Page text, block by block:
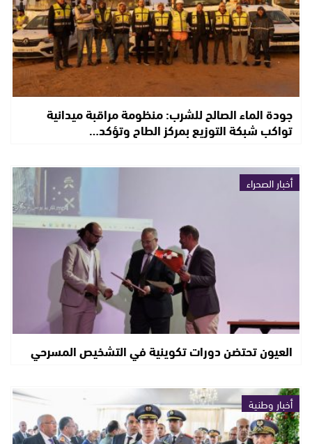
جودة الماء الصالح للشرب: منظومة مراقبة ميدانية
تواكب شبكة التوزيع بمركز الطاح وتؤكد…
أخبار الصحراء
العيون تحتضن دورات تكوينية في التشخيص المسرحي
أخبار وطنية